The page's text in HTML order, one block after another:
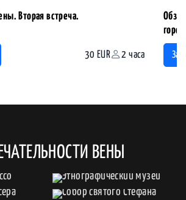
Вторая встреча.
30 EUR 2 часа
ВЕНЫ